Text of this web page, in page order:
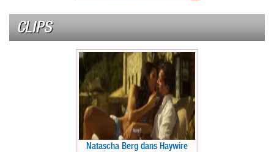
CLIPS
Natascha Berg dans Haywire